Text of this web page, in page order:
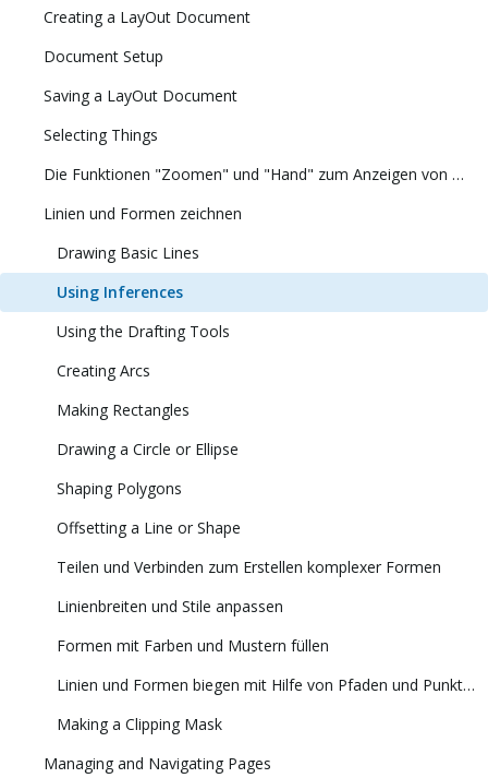
Creating a LayOut Document
Document Setup
Saving a LayOut Document
Selecting Things
Die Funktionen "Zoomen" und "Hand" zum Anzeigen von Modellen
Linien und Formen zeichnen
Drawing Basic Lines
Using Inferences
Using the Drafting Tools
Creating Arcs
Making Rectangles
Drawing a Circle or Ellipse
Shaping Polygons
Offsetting a Line or Shape
Teilen und Verbinden zum Erstellen komplexer Formen
Linienbreiten und Stile anpassen
Formen mit Farben und Mustern füllen
Linien und Formen biegen mit Hilfe von Pfaden und Punkten
Making a Clipping Mask
Managing and Navigating Pages